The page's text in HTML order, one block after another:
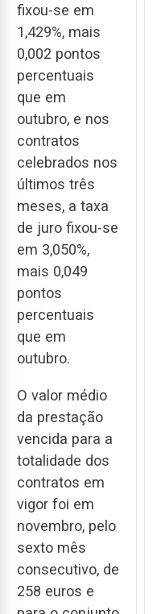
fixou-se em
1,429%, mais
0,002 pontos
percentuais
que em
outubro, e nos
contratos
celebrados nos
últimos três
meses, a taxa
de juro fixou-se
em 3,050%,
mais 0,049
pontos
percentuais
que em
outubro.
O valor médio
da prestação
vencida para a
totalidade dos
contratos em
vigor foi em
novembro, pelo
sexto mês
consecutivo, de
258 euros e